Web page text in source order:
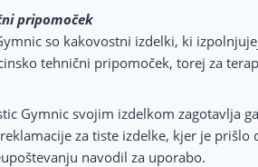
pripomoček
so kakovostni izdelki, ki
tehnični pripomoček, torej za
Gymnic svojim izdelkom zagotavlja
za tiste izdelke, kjer je
navodil za uporabo.